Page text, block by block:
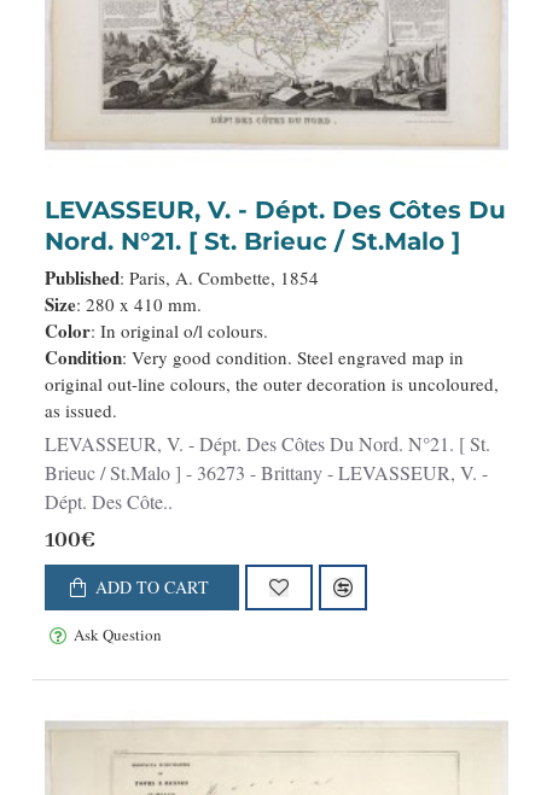
LEVASSEUR, V. - Dépt. Des Côtes Du
Nord. N°21. [ St. Brieuc / St.Malo ]
Published: Paris, A. Combette, 1854
Size: 280 x 410 mm.
Color: In original o/l colours.
Condition: Very good condition. Steel engraved map in
original out-line colours, the outer decoration is uncoloured,
as issued.
LEVASSEUR, V. - Dépt. Des Côtes Du Nord. N°21. [ St.
Brieuc / St.Malo ] - 36273 - Brittany - LEVASSEUR, V. -
Dépt. Des Côte..
100€
ADD TO CART
Ask Question